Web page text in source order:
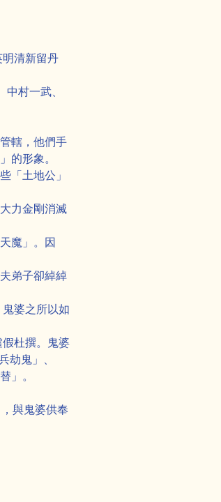
清新留丹
村一武、
轄，他們手
的形象。
「土地公」
力金剛消滅
魔」。因
弟子卻綽綽
婆之所以如
杜撰。鬼婆
鬼」、
」。
與鬼婆供奉